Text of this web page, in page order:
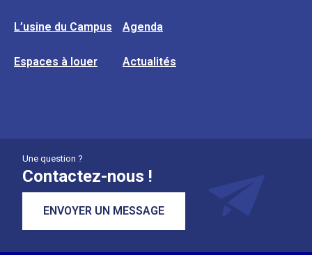
L’usine du Campus Agenda
Espaces à louer Actualités
Une question ?
Contactez-nous !
ENVOYER UN MESSAGE